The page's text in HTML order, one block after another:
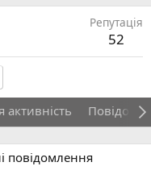
Репутація
52
активність
повідомлення